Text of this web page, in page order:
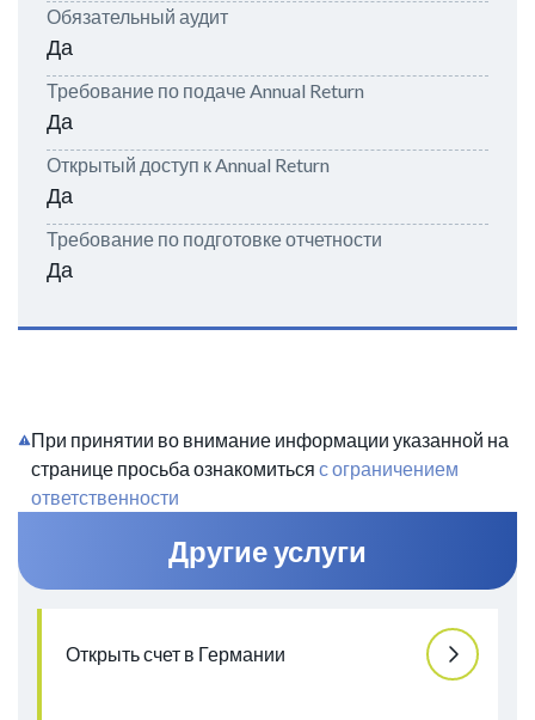
Обязательный аудит
Да
Требование по подаче Annual Return
Да
Открытый доступ к Annual Return
Да
Требование по подготовке отчетности
Да
При принятии во внимание информации указанной на
странице просьба ознакомиться с ограничением
ответственности
Другие услуги
Открыть счет в Германии